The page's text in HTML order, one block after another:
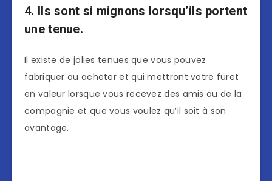
4. Ils sont si mignons lorsqu’ils portent
une tenue.
Il existe de jolies tenues que vous pouvez
fabriquer ou acheter et qui mettront votre furet
en valeur lorsque vous recevez des amis ou de la
compagnie et que vous voulez qu’il soit à son
avantage.